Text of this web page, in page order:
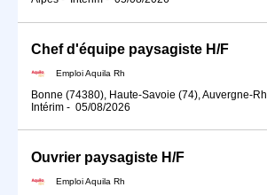
Chef d'équipe paysagiste H/F
Emploi Aquila Rh
Bonne (74380), Haute-Savoie (74), Auvergne-
Intérim - 05/08/2026
Ouvrier paysagiste H/F
Emploi Aquila Rh